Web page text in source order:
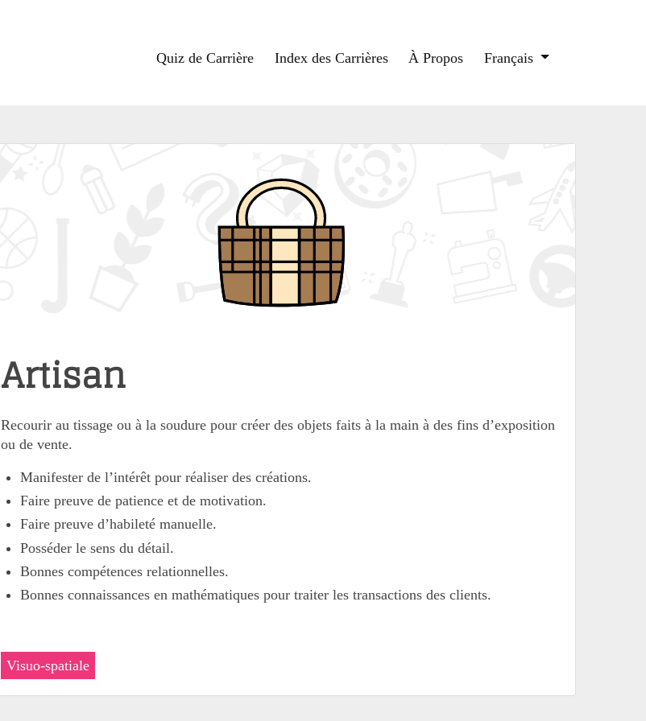
Quiz de Carrière Index des Carrières À Propos Français
Artisan
Recourir au tissage ou à la soudure pour créer des objets faits à la main à des fins d’exposition
ou de vente.
Manifester de l’intérêt pour réaliser des créations.
Faire preuve de patience et de motivation.
Faire preuve d’habileté manuelle.
Posséder le sens du détail.
Bonnes compétences relationnelles.
Bonnes connaissances en mathématiques pour traiter les transactions des clients.
Visuo-spatiale